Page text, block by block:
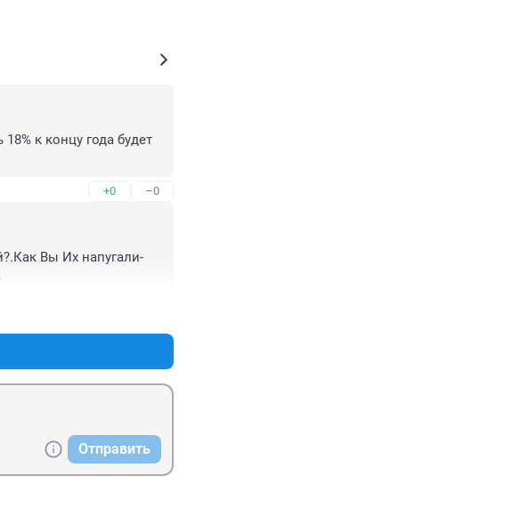
к концу года будет
+0 –0
Вы Их напугали-
Отправить